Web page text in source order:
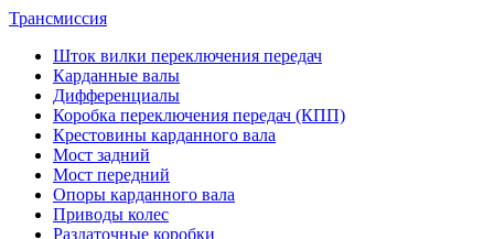
Трансмиссия
Шток вилки переключения передач
Карданные валы
Дифференциалы
Коробка переключения передач (КПП)
Крестовины карданного вала
Мост задний
Мост передний
Опоры карданного вала
Приводы колес
Раздаточные коробки